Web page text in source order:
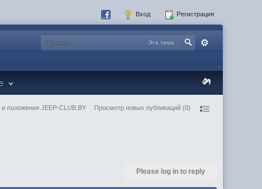
Вход Регистрация
Эта тема
положения JEEP-CLUB.BY Просмотр новых публикаций (0)
Please log in to reply